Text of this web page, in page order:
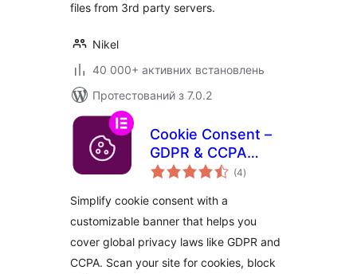
files from 3rd party servers.
Nikel
40 000+ активних встановлень
Протестований з 7.0.2
Cookie Consent –
GDPR & CCPA
Cookie Banner &
(4загальний
рейтинг
)
Simplify cookie consent with a
customizable banner that helps you
cover global privacy laws like GDPR and
CCPA. Scan your site for cookies, block